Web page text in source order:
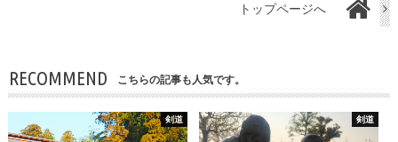
トップページへ
RECOMMEND こちらの記事も人気です。
剣道 剣道